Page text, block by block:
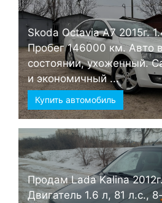
Skoda Octavia А7 2015г.
Пробег 146000 км. Авто
состоянии, ухоженный.
и экономичный ...
Купить автомобиль
Продам Lada Kalina
Двигатель 1.6 л, 81 л.с.,